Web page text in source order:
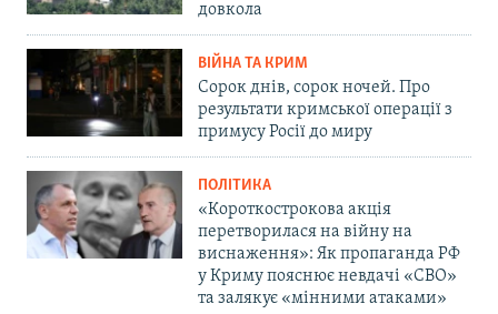
довкола
ВІЙНА ТА КРИМ
Сорок днів, сорок ночей. Про
результати кримської операції з
примусу Росії до миру
ПОЛІТИКА
«Короткострокова акція
перетворилася на війну на
виснаження»: Як пропаганда РФ
у Криму пояснює невдачі «СВО»
та залякує «мінними атаками»